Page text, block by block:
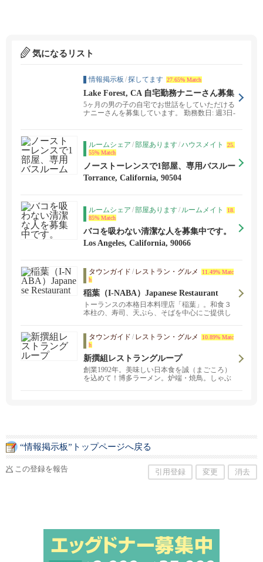
気になるリスト
情報掲示板 /探してます 27.65% Match
Lake Forest, CA 自宅勤務ナニーさん募集
中、5ヶ月男の子
5ヶ月の男の子の自宅でお世話をしていただける
ナニーさんを募集しています。 勤務数日: 週3日-
ルームシェア /部屋あります/ハウスメイト
25.
55% Match
ノーストーレンスで1部屋、専用バスルー
ム
Torrance, California, 90504
ルームシェア /部屋あります/ ルームメイト
18.
85% Match
バコを吸わない清潔な人を募集中です。
Los Angeles, California, 90066
タウンガイド / レストラン・グルメ
11.49% Matc
h
稲葉（I-NABA）Japanese Restaurant
トーランスの本格日本料理店「稲葉」。和食３
本柱の、寿司、天ぷら、そばを中心にご提供し
本から直送！食材にもこだわっています。トー
ランスダウンタウンにあるそば処いちみ庵本店
もおすすめです。
タウンガイド / レストラン・グルメ
10.89% Matc
h
新撰組レストラングループ
創業1992年。美味しい日本食を誠（まごころ）
を込めて！博多ラーメン。炉端・焼鳥。しゃぶ
“情報掲示板”トップページへ戻る
この登録を報告 引用登録 変更 消去